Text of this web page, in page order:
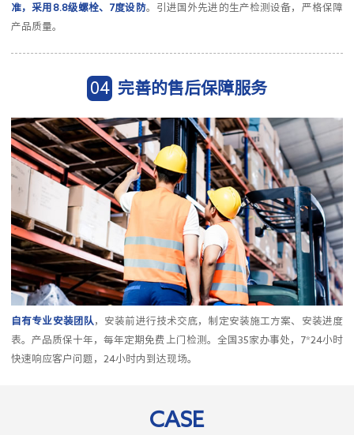
准，采用8.8级螺栓、7度设防。引进国外先进的生产检测设备，严格保障
产品质量。
04 完善的售后保障服务
自有专业安装团队 ，安装前进行技术交底，制定安装施工方案、安装进度
表。产品质保十年，每年定期免费上门检测。全国35家办事处，7*24小时
快速响应客户问题，24小时内到达现场。
CASE